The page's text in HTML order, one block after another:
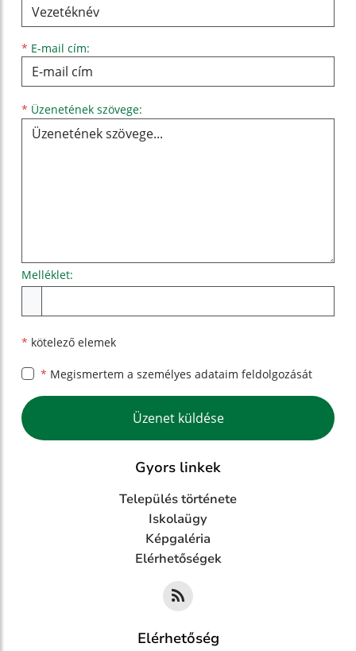
* E-mail cím:
* Üzenetének szövege:
Melléklet:
* kötelező elemek
* Megismertem a személyes adataim feldolgozását
Google reCaptcha Response
Üzenet küldése
Gyors linkek
Település története
Iskolaügy
Képgaléria
Elérhetőségek
Elérhetőség